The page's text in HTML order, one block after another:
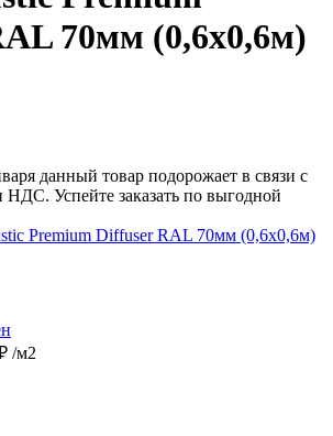
70мм (0,6х0,6м)
данный товар подорожает в связи с
НДС. Успейте заказать по выгодной
/м2